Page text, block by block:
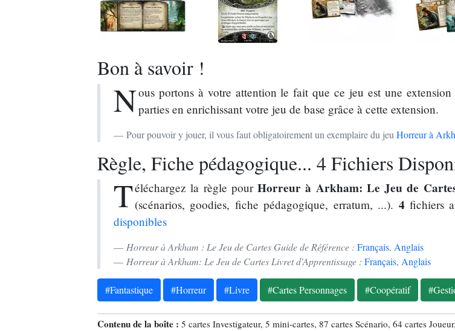
Bon à savoir !
Nous portons à votre attention le fait que ce jeu est une
parties en enrichissant votre jeu de base grâce à cette extension.
Pour pouvoir y jouer, il vous faut obligatoirement un exemplaire du jeu Horreur à
Règle, Fiche pédagogique... 4 Fichiers
Téléchargez la règle pourHorreur à Arkham: Le Jeu de
(scénarios, goodies, fiche pédagogique, erratum, ...). 4fichiers
disponibles
Horreur à Arkham : Le Jeu de Cartes Guide de Référence : Français, Anglais
Horreur à Arkham: Le Jeu de Cartes Livret d'Apprentissage : Français, Anglais
#Fantastique #Horreur #Livre #Cartes Personnages #Coopératif
Contenu de la boîte : 5 cartes Investigateur, 5 mini-cartes, 87 cartes Scénario, 64 cartes